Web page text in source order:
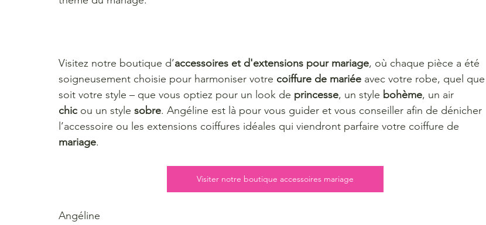
Visitez notre boutique d’accessoires et d'extensions pour mariage, où chaque pièce a été
soigneusement choisie pour harmoniser votre coiffure de mariée avec votre robe, quel que
soit votre style – que vous optiez pour un look de princesse, un style bohème, un air
chic ou un style sobre. Angéline est là pour vous guider et vous conseiller afin de dénicher
l’accessoire ou les extensions coiffures idéales qui viendront parfaire votre coiffure de
mariage.
Visiter notre boutique accessoires mariage
Angéline